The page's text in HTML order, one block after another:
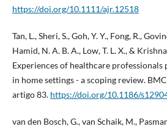
https://doi.org/10.1111/ajr.12518
Tan, L., Sheri, S., Goh, Y. Y., Fong, R.,
Hamid, N. A. B. A., Low, T. L. X., &
Experiences of healthcare
in home settings - a scoping review.
artigo 83. https://doi.org/10.1186/
van den Bosch, G., van Schaik, M.,